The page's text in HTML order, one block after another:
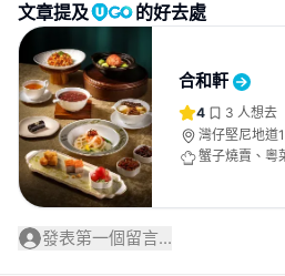
文章提及 的好去處
合和軒
4 3 人想去
灣仔堅尼地道
蟹子燒賣、粵
發表第一個留言...